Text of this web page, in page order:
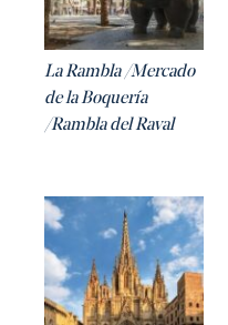
La Rambla /Mercado
de la Boquería
/Rambla del Raval